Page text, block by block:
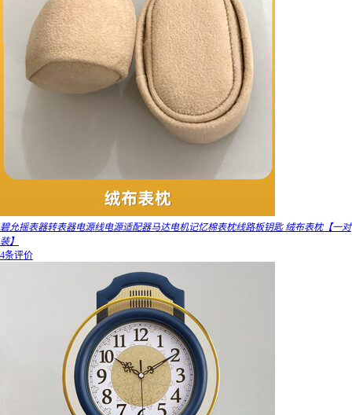
碧允摇表器转表器电源线电源适配器马达电机记忆棉表枕线路板钥匙 绒布表枕【一对
装】
4条评价